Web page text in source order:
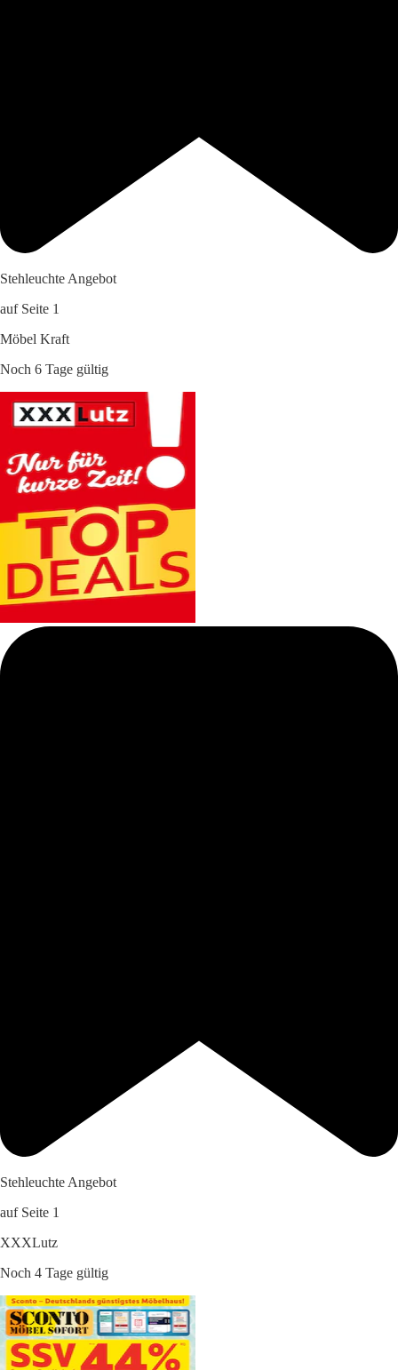
Stehleuchte Angebot
auf Seite 1
Möbel Kraft
Noch 6 Tage gültig
Stehleuchte Angebot
auf Seite 1
XXXLutz
Noch 4 Tage gültig